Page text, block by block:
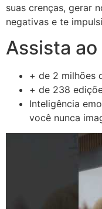
suas crenças, gerar
negativas e te
Assista
+ de 2 milhões
+ de 238
Inteligência
você nunca